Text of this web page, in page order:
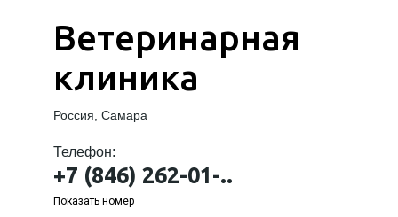
Ветеринарная
клиника
Россия, Самара
Телефон:
+7 (846) 262-01-..
Показать номер